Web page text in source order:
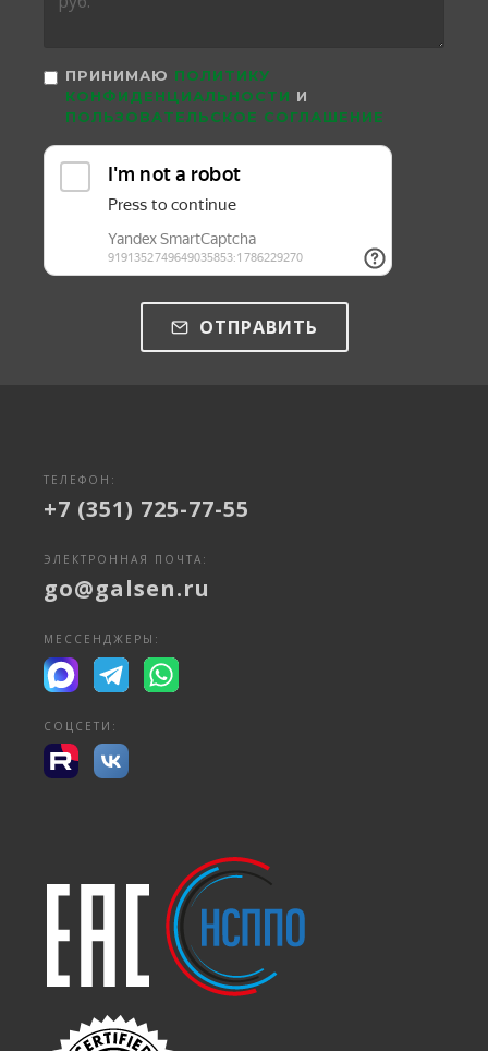
ПРИНИМАЮ ПОЛИТИКУ
КОНФИДЕНЦИАЛЬНОСТИ И
ПОЛЬЗОВАТЕЛЬСКОЕ СОГЛАШЕНИЕ
ОТПРАВИТЬ
ТЕЛЕФОН:
+7 (351) 725-77-55
ЭЛЕКТРОННАЯ ПОЧТА:
go@galsen.ru
МЕССЕНДЖЕРЫ:
СОЦСЕТИ: